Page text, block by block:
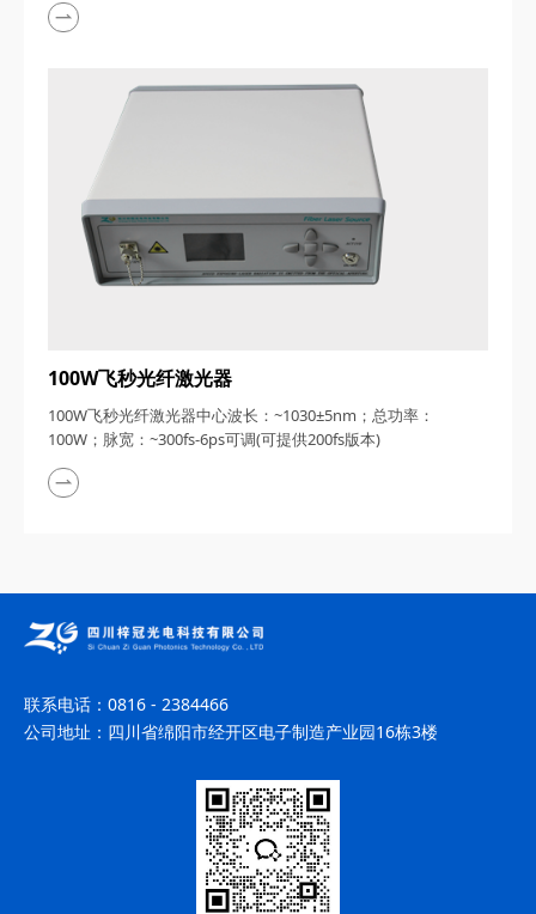
100W飞秒光纤激光器
100W飞秒光纤激光器中心波长：~1030±5nm；总功率：
100W；脉宽：~300fs-6ps可调(可提供200fs版本)
联系电话： 0816 - 2384466
公司地址： 四川省绵阳市经开区电子制造产业园16栋3楼